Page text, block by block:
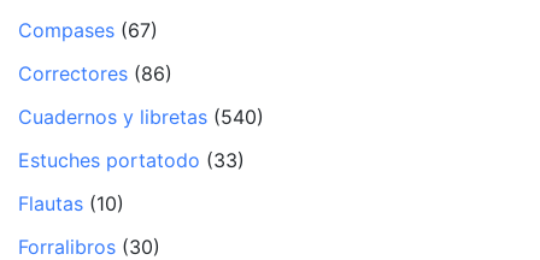
Compases (67)
Correctores (86)
Cuadernos y libretas (540)
Estuches portatodo (33)
Flautas (10)
Forralibros (30)